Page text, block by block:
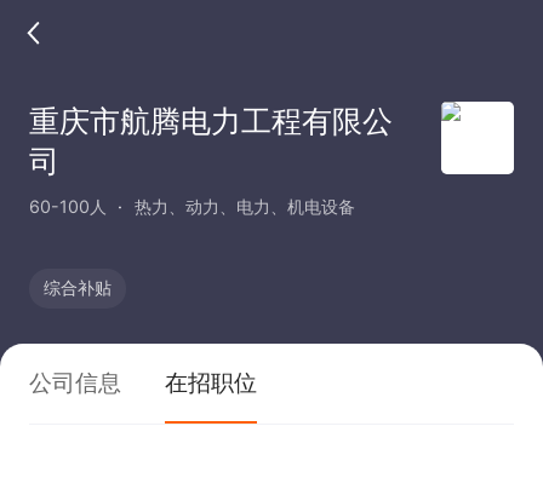
重庆市航腾电力工程有限公
司
60-100人 热力、动力、电力、机电设备
综合补贴
公司信息 在招职位